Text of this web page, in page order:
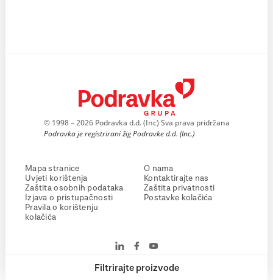
Filtrirajte proizvode
© 1998 – 2026 Podravka d.d. (Inc) Sva prava pridržana
Podravka je registrirani žig Podravke d.d. (Inc.)
Mapa stranice
Uvjeti korištenja
Zaštita osobnih podataka
Izjava o pristupačnosti
Pravila o korištenju
kolačića
O nama
Kontaktirajte nas
Zaštita privatnosti
Postavke kolačića